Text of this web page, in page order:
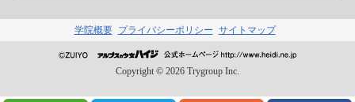
学院概要 プライバシーポリシー サイトマップ
Copyright © 2026 Trygroup Inc.